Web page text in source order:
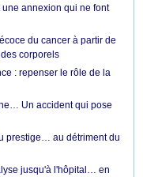
annexion qui ne font
du cancer à partir de
corporels
: repenser le rôle de la
Un accident qui pose
prestige… au détriment du
jusqu'à l'hôpital… en